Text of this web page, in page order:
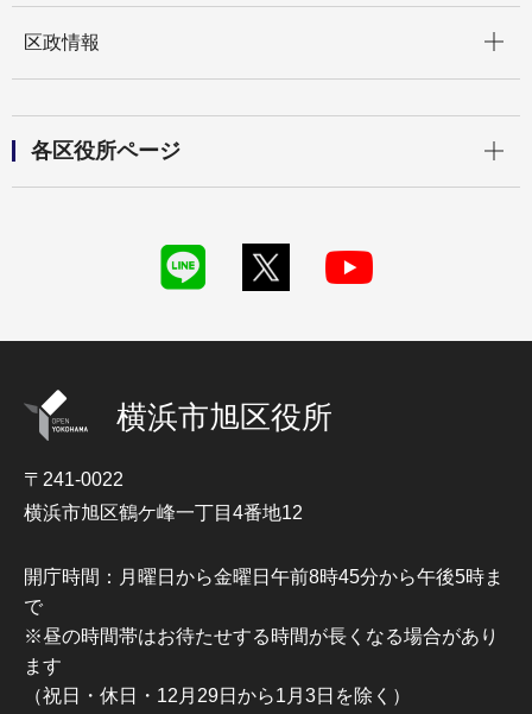
区政情報
各区役所ページ
横浜市旭区役所
〒241-0022
横浜市旭区鶴ケ峰一丁目4番地12
開庁時間：月曜日から金曜日午前8時45分から午後5時ま
で
※昼の時間帯はお待たせする時間が長くなる場合があり
ます
（祝日・休日・12月29日から1月3日を除く）